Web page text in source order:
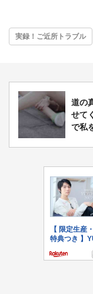
実録！ご近所トラブル
道の
せて
で私